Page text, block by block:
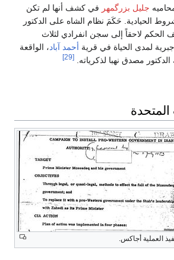
جليل بزرگمهر في كشف أنها لم تكن
الحيادية. حَكَمَ نظام الشاه على الدكتور
الحكم لاحقاً إلى سجن انفرادي لثلاث
لمدى الحياة في قرية أحمد آباد، الواقعة
مصدق نهبا لذكرياته.
[29]
المتحدة
العملية أجاكس.